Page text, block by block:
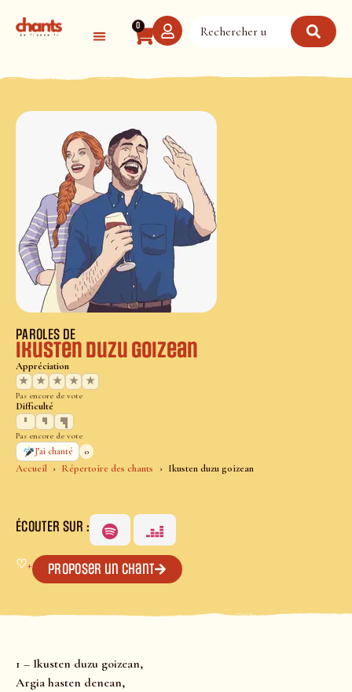
0
Accueil Répertoire des chants Ikusten duzu goizean
PAROLES DE
Ikusten duzu goizean
Appréciation
★
★ ★ ★ ★
Pas encore de vote
Difficulté
Pas encore de vote
J’ai chanté
0
ÉCOUTER SUR :
♡+ Proposer un chant
1 – Ikusten duzu goizean,
Argia hasten denean,